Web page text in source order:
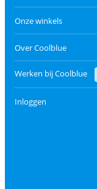
Onze winkels
Over Coolblue
Werken bij Coolblue
Inloggen